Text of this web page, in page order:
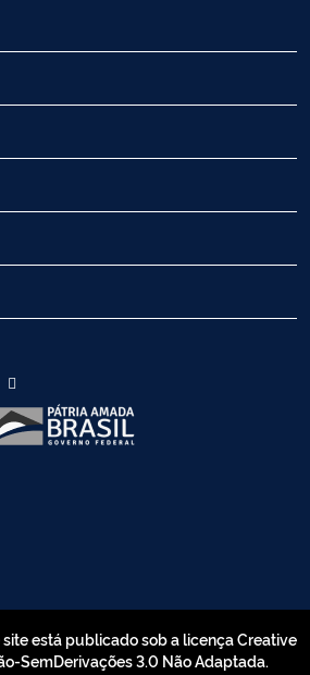
está publicado sob a licença Creative
SemDerivações 3.0 Não Adaptada.